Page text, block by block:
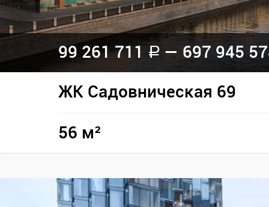
99 261 711 a — 697 945
ЖК Садовническая 69
56 м²